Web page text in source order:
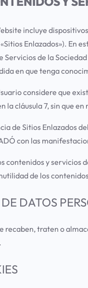
incluye
Enlazados»). En
Servicios de la
en que tenga
considere que
la cláusula 7, sin que
de Sitios Enlazados
con las
contenidos y servicios
de los
DATOS
recaben, traten o